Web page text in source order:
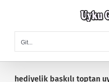
Git...
hediyelik baskılı toptan